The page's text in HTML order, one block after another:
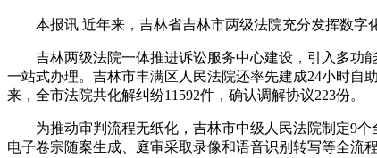
本报讯 近年来，吉林省吉林市两级法院充分发挥数字
吉林两级法院一体推进诉讼服务中心建设，引入多功
一站式办理。吉林市丰满区人民法院还率先建成24小时自
来，全市法院共化解纠纷11592件，确认调解协议223份。
为推动审判流程无纸化，吉林市中级人民法院制定9
电子卷宗随案生成、庭审采取录像和语音识别转写等全流